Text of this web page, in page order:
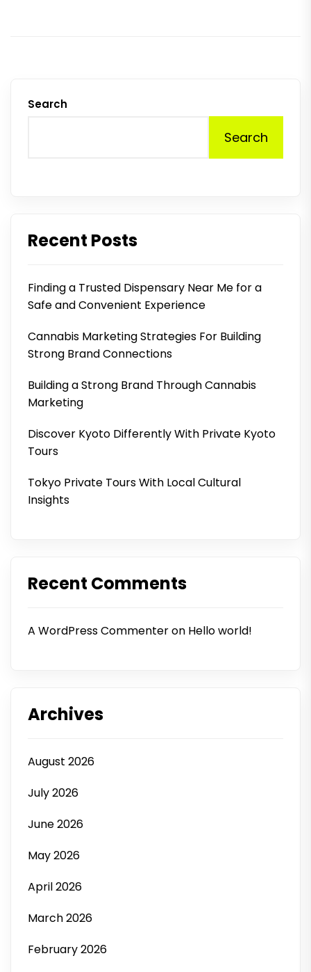
Search
Search
Recent Posts
Finding a Trusted Dispensary Near Me for a
Safe and Convenient Experience
Cannabis Marketing Strategies For Building
Strong Brand Connections
Building a Strong Brand Through Cannabis
Marketing
Discover Kyoto Differently With Private Kyoto
Tours
Tokyo Private Tours With Local Cultural
Insights
Recent Comments
A WordPress Commenteron Hello world!
Archives
August 2026
July 2026
June 2026
May 2026
April 2026
March 2026
February 2026